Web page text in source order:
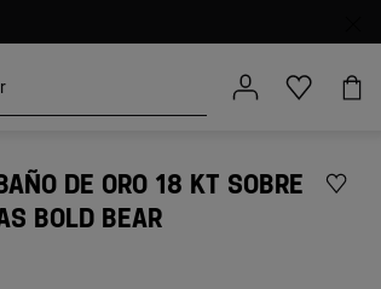
DE ORO 18 KT SOBRE
BOLD BEAR